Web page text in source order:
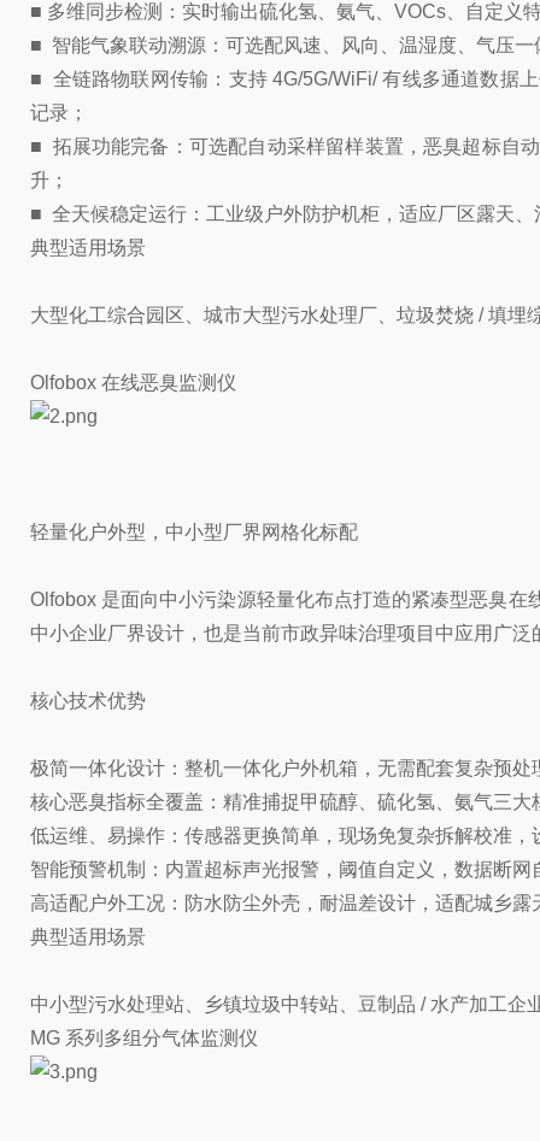
■ 多维同步检测：实时输出硫化氢、氨气、VOCs、自定义
■ 智能气象联动溯源：可选配风速、风向、温湿度、气压
■ 全链路物联网传输：支持 4G/5G/WiFi/ 有线多通道数据
记录；
■ 拓展功能完备：可选配自动采样留样装置，恶臭超标自
升；
■ 全天候稳定运行：工业级户外防护机柜，适应厂区露天
典型适用场景
大型化工综合园区、城市大型污水处理厂、垃圾焚烧 / 填
Olfobox 在线恶臭监测仪
轻量化户外型，中小型厂界网格化标配
Olfobox 是面向中小污染源轻量化布点打造的紧凑型恶臭
中小企业厂界设计，也是当前市政异味治理项目中应用广泛
核心技术优势
极简一体化设计：整机一体化户外机箱，无需配套复杂预
核心恶臭指标全覆盖：精准捕捉甲硫醇、硫化氢、氨气三
低运维、易操作：传感器更换简单，现场免复杂拆解校准
智能预警机制：内置超标声光报警，阈值自定义，数据断
高适配户外工况：防水防尘外壳，耐温差设计，适配城乡露
典型适用场景
中小型污水处理站、乡镇垃圾中转站、豆制品 / 水产加工企
MG 系列多组分气体监测仪